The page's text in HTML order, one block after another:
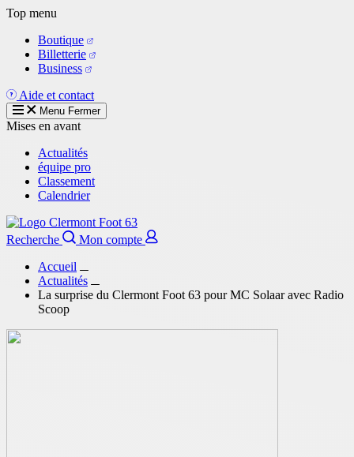
Aller
contenu
principal
Top menu
Boutique
Billetterie
Business
Aide et contact
Menu Fermer
Mises en avant
Actualités
équipe pro
Classement
Calendrier
Recherche
Mon compte
Accueil
Actualités
La surprise du Clermont Foot 63 pour MC Solaar avec Radio
Scoop